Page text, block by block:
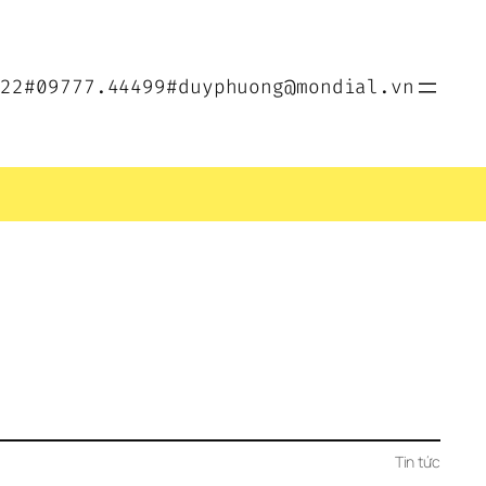
#09777.44499#duyphuong@mondial.vn
Tin tức